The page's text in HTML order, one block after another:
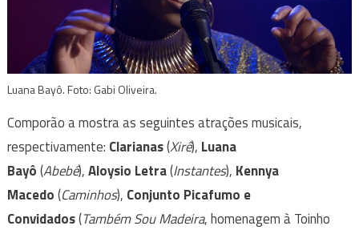
Luana Bayô. Foto: Gabi Oliveira.
Comporão a mostra as seguintes atrações musicais,
respectivamente: Clarianas(Xirê), Luana
Bayô(Abebé),Aloysio Letra(Instantes), Kennya
Macedo(Caminhos), Conjunto Picafumo e
Convidados(Também Sou Madeira, homenagem à Toinho